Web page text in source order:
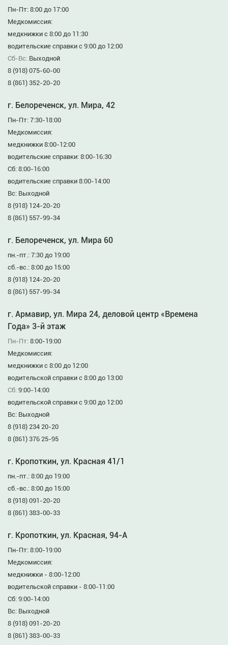
Пн-Пт: 8:00 до 17:00
Медкомиссия:
медкнижки с 8:00 до 11:30
водительские справки с 9:00 до 12:00
Сб-Вс: Выходной
8 (918) 075-60-00
8 (861) 352-20-20
г. Белореченск, ул. Мира, 42
Пн-Пт: 7:30-18:00
Медкомиссия:
медкнижки 8:00-12:00
водительские справки: 8:00-16:30
Сб: 8:00-16:00
водительские справки 8:00-14:00
Вс: Выходной
8 (918) 124-20-20
8 (861) 557-99-34
г. Белореченск, ул. Мира 60
пн.-пт.: 7:30 до 19:00
сб.-вс.: 8:00 до 15:00
8 (918) 124-20-20
8 (861) 557-99-34
г. Армавир, ул. Мира 24, деловой центр «Времена
Года» 3-й этаж
Пн-Пт: 8:00-19:00
Медкомиссия:
медкнижки с 8:00 до 12:00
водительской справки с 8:00 до 13:00
Сб: 9:00-14:00
водительской справки с 9:00 до 12:00
Вс: Выходной
8 (918) 234 20-20
8 (861) 376 25-95
г. Кропоткин, ул. Красная 41/1
пн.-пт.: 8:00 до 19:00
сб.-вс.: 8:00 до 15:00
8 (918) 091-20-20
8 (861) 383-00-33
г. Кропоткин, ул. Красная, 94-А
Пн-Пт: 8:00-19:00
Медкомиссия:
медкнижки - 8:00-12:00
водительской справки - 8:00-11:00
Сб: 9:00-14:00
Вс: Выходной
8 (918) 091-20-20
8 (861) 383-00-33